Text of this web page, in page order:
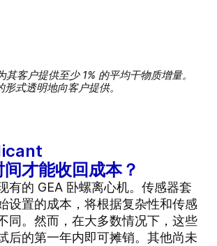
客户提供至少 1% 的平均干物质增量。
式透明地向客户提供。
才能收回成本？
有的 GEA 卧螺离心机。传感器套
设置的成本，将根据复杂性和传感
同。然而，在大多数情况下，这些
后的第一年内即可摊销。其他尚未